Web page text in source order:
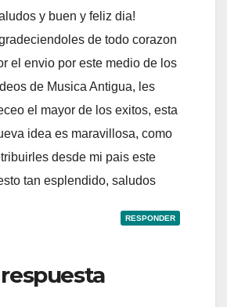
y buen y feliz dia!
de todo corazon
el envio por este medio de los
de Musica Antigua, les
el mayor de los exitos, esta
idea es maravillosa, como
desde mi pais este
tan esplendido, saludos
RESPONDER